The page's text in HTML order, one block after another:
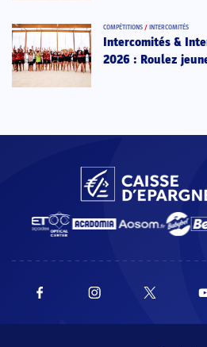
COMPÉTITIONS / INTERCOMITÉS
Intercomités &
2026 : Roulez